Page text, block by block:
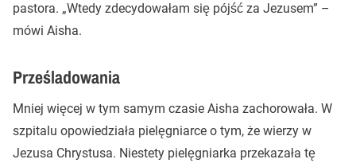
pastora. „Wtedy zdecydowałam się pójść za Jezusem” –
mówi Aisha.
Prześladowania
Mniej więcej w tym samym czasie Aisha zachorowała. W
szpitalu opowiedziała pielęgniarce o tym, że wierzy w
Jezusa Chrystusa. Niestety pielęgniarka przekazała tę